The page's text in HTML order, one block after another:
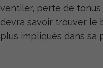
ventiler, perte de tonus
devra savoir trouver le
plus impliqués dans sa